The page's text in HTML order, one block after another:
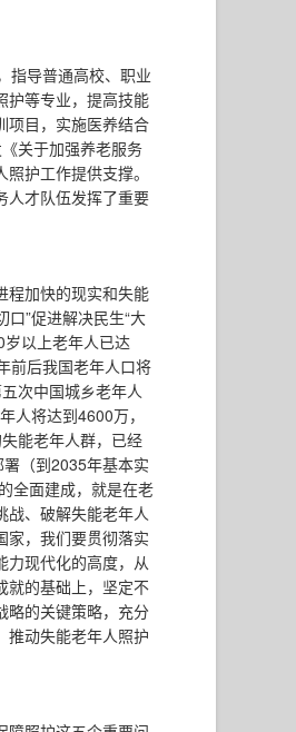
指导普通高校、职业
护等专业，提高技能
项目，实施医养结合
关于加强养老服务
护工作提供支撑。
人才队伍发挥了重要
程加快的现实和失能
”促进解决民生“大
以上老年人已达
前后我国老年人口将
次中国城乡老年人
人将达到4600万，
能老年人群，已经
（到2035年基本实
全面建成，就是在老
战、破解失能老年人
家，我们要贯彻落实
力现代化的高度，从
就的基础上，坚定不
略的关键策略，充分
推动失能老年人照护